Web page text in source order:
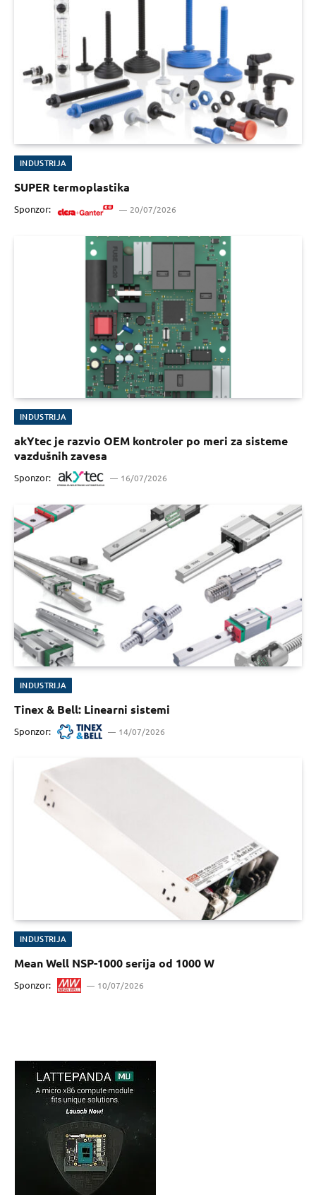
INDUSTRIJA
SUPER termoplastika
Sponzor: 20/07/2026
INDUSTRIJA
akYtec je razvio OEM kontroler po meri za sisteme
vazdušnih zavesa
Sponzor: 16/07/2026
INDUSTRIJA
Tinex & Bell: Linearni sistemi
Sponzor: 14/07/2026
INDUSTRIJA
Mean Well NSP-1000 serija od 1000 W
Sponzor: 10/07/2026